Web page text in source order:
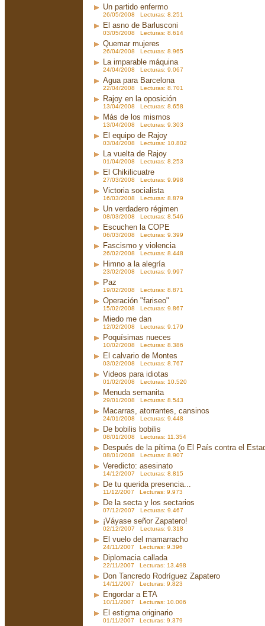
Un partido enfermo
26/05/2008 Lecturas: 8.251
El asno de Barlusconi
03/05/2008 Lecturas: 8.614
Quemar mujeres
26/04/2008 Lecturas: 8.965
La imparable máquina
24/04/2008 Lecturas: 9.067
Agua para Barcelona
22/04/2008 Lecturas: 8.701
Rajoy en la oposición
13/04/2008 Lecturas: 8.658
Más de los mismos
13/04/2008 Lecturas: 9.303
El equipo de Rajoy
03/04/2008 Lecturas: 10.802
La vuelta de Rajoy
01/04/2008 Lecturas: 8.253
El Chikilicuatre
27/03/2008 Lecturas: 9.998
Victoria socialista
16/03/2008 Lecturas: 8.879
Un verdadero régimen
08/03/2008 Lecturas: 8.546
Escuchen la COPE
06/03/2008 Lecturas: 9.399
Fascismo y violencia
26/02/2008 Lecturas: 8.448
Himno a la alegría
23/02/2008 Lecturas: 9.997
Paz
19/02/2008 Lecturas: 8.871
Operación "fariseo"
15/02/2008 Lecturas: 9.867
Miedo me dan
12/02/2008 Lecturas: 9.179
Poquísimas nueces
10/02/2008 Lecturas: 8.386
El calvario de Montes
03/02/2008 Lecturas: 8.767
Videos para idiotas
01/02/2008 Lecturas: 10.520
Menuda semanita
29/01/2008 Lecturas: 8.543
Macarras, atorrantes, cansinos
24/01/2008 Lecturas: 9.448
De bobilis bobilis
08/01/2008 Lecturas: 11.354
Después de la pítima (o El País contra el
08/01/2008 Lecturas: 8.907
Veredicto: asesinato
14/12/2007 Lecturas: 8.815
De tu querida presencia...
11/12/2007 Lecturas: 9.973
De la secta y los sectarios
07/12/2007 Lecturas: 9.467
¡Váyase señor Zapatero!
02/12/2007 Lecturas: 9.318
El vuelo del mamarracho
24/11/2007 Lecturas: 9.396
Diplomacia callada
22/11/2007 Lecturas: 13.498
Don Tancredo Rodríguez Zapatero
14/11/2007 Lecturas: 9.823
Engordar a ETA
10/11/2007 Lecturas: 10.006
El estigma originario
01/11/2007 Lecturas: 9.379